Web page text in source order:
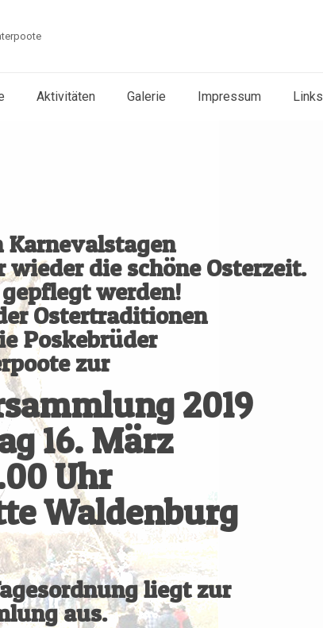
Aktivitäten Galerie Impressum Links
Karnevalstagen
die schöne Osterzeit.
werden!
Ostertraditionen
Poskebrüder
zur
2019
16. März
Uhr
Waldenburg
liegt zur
aus.